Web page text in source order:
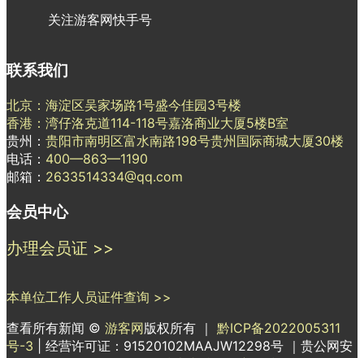
关注游客网快手号
联系我们
北京：海淀区吴家场路1号盛今佳园3号楼
香港：湾仔洛克道114-118号嘉洛商业大厦5楼B室
贵州： 贵阳市南明区富水南路198号贵州国际商城大厦30楼
电话： 400—863—1190
邮箱： 2633514334@qq.com
会员中心
办理会员证 >>
本单位工作人员证件查询 >>
查看所有新闻 © 游客网版权所有 ｜ 黔ICP备2022005311
号-3
| 经营许可证：91520102MAAJW12298号 ｜贵公网安